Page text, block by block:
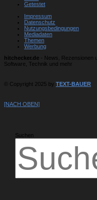
Getestet
Impressum
Datenschutz
Nutzungsbedingungen
Mediadaten
Themen
Werbung
hitchecker.de - News, Rezensionen
Software, Technik und mehr
© Copyright 2025 by TEXT-BAUER
[NACH OBEN]
Suchen